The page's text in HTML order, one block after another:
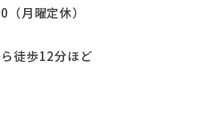
月曜定休）
徒歩12分ほど